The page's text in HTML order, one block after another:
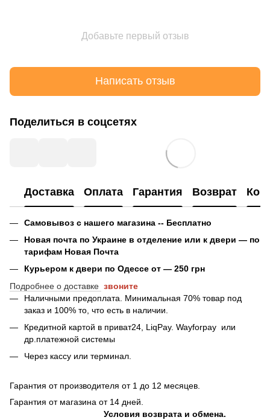
Добавьте первый отзыв
Написать отзыв
Поделиться в соцсетях
Доставка Оплата Гарантия Возврат
Самовывоз с нашего магазина -- Бесплатно
Новая почта по Украине в отделение или к двери — по
тарифам Новая Почта
Курьером к двери по Одессе от — 250 грн
Подробнее о доставке звоните
Наличными предоплата. Минимальная 70% товар под
заказ и 100% то, что есть в наличии.
Кредитной картой в приват24, LiqPay. Wayforpay или
др.платежной системы
Через кассу или терминал.
Гарантия от производителя от 1 до 12 месяцев.
Гарантия от магазина от 14 дней.
Условия возврата и обмена.